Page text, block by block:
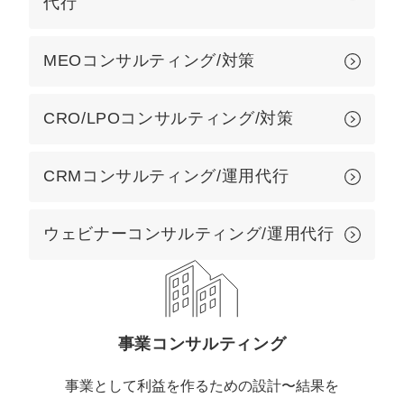
MEOコンサルティング/対策
CRO/LPOコンサルティング/対策
CRMコンサルティング/運用代行
ウェビナーコンサルティング/運用代行
事業コンサルティング
事業として利益を作るための設計〜結果を